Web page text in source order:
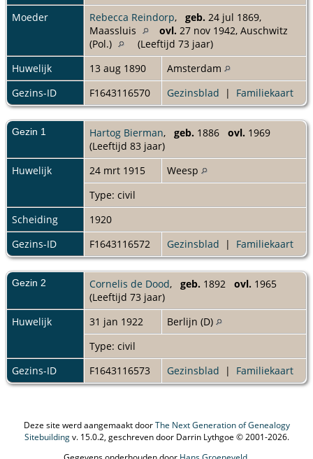
Moeder
Rebecca Reindorp, geb. 24 jul 1869,
Maassluis
ovl. 27 nov 1942, Auschwitz
(Pol.)
(Leeftijd 73 jaar)
Huwelijk
13 aug 1890
Amsterdam
Gezins-ID
F1643116570 Gezinsblad | Familiekaart
Gezin 1 Hartog Bierman, geb. 1886 ovl. 1969
(Leeftijd 83 jaar)
Huwelijk
24 mrt 1915
Weesp
Type: civil
Scheiding
1920
Gezins-ID
F1643116572 Gezinsblad | Familiekaart
Gezin 2 Cornelis de Dood, geb. 1892 ovl. 1965
(Leeftijd 73 jaar)
Huwelijk
31 jan 1922
Berlijn (D)
Type: civil
Gezins-ID
F1643116573 Gezinsblad | Familiekaart
Deze site werd aangemaakt doorThe Next Generation of Genealogy
Sitebuildingv. 15.0.2, geschreven door Darrin Lythgoe © 2001-2026.